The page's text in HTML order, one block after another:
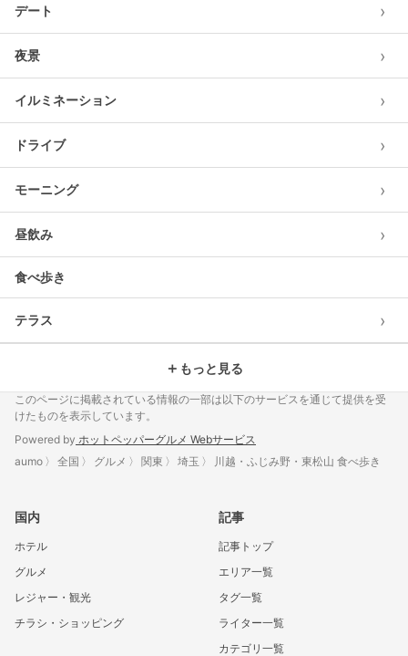
デート ›
夜景 ›
イルミネーション ›
ドライブ ›
モーニング ›
昼飲み ›
食べ歩き
テラス ›
＋ もっと見る
このページに掲載されている情報の一部は以下のサービスを通じて提供を受
けたものを表示しています。
Powered by ホットペッパーグルメ Webサービス
aumo
全国 グルメ 関東 埼玉 川越・ふじみ野・東松山 食べ歩き
国内
ホテル
グルメ
レジャー・観光
チラシ・ショッピング
記事
記事トップ
エリア一覧
タグ一覧
ライター一覧
カテゴリ一覧